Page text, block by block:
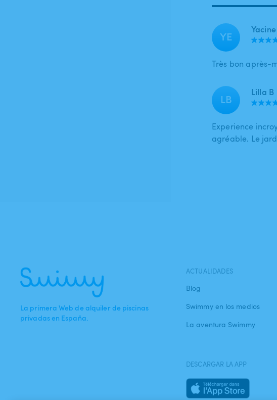
YE Yacine
Très bon après-
LB Lilla B
Experience
agréable. Le
La primera Web de alquiler de piscinas
privadas en España.
ACTUALIDADES
Blog
Swimmy en los medios
La aventura Swimmy
DESCARGAR LA APP